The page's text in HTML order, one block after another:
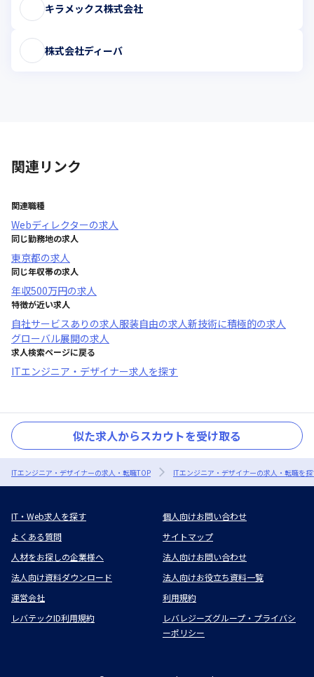
キラメックス株式会社
株式会社ディーバ
関連リンク
関連職種
Webディレクターの求人
同じ勤務地の求人
東京都の求人
同じ年収帯の求人
年収500万円の求人
特徴が近い求人
自社サービスあり の求人服装自由の求人新技術に積極的の求人
グローバル展開の求人
求人検索ページに戻る
ITエンジニア・デザイナー求人を探す
似た求人からスカウトを受け取る
ITエンジニア・デザイナーの求人・転職TOP ITエンジニア・デザイナーの求人・転職を
IT・Web求人を探す
個人向けお問い合わせ
よくある質問
サイトマップ
人材をお探しの企業様へ
法人向けお問い合わせ
法人向け資料ダウンロード
法人向けお役立ち資料一覧
運営会社
利用規約
レバテックID利用規約
レバレジーズグループ・プライバシ
ーポリシー